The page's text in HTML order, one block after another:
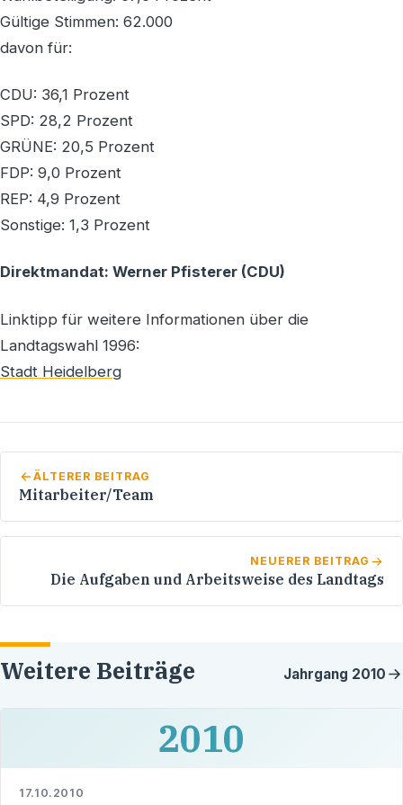
Gültige Stimmen: 62.000
davon für:
CDU: 36,1 Prozent
SPD: 28,2 Prozent
GRÜNE: 20,5 Prozent
FDP: 9,0 Prozent
REP: 4,9 Prozent
Sonstige: 1,3 Prozent
Direktmandat: Werner Pfisterer (CDU)
Linktipp für weitere Informationen über die
Landtagswahl 1996:
Stadt Heidelberg
ÄLTERER BEITRAG
Mitarbeiter/Team
NEUERER BEITRAG
Die Aufgaben und Arbeitsweise des Landtags
Weitere Beiträge Jahrgang 2010
2010
17.10.2010